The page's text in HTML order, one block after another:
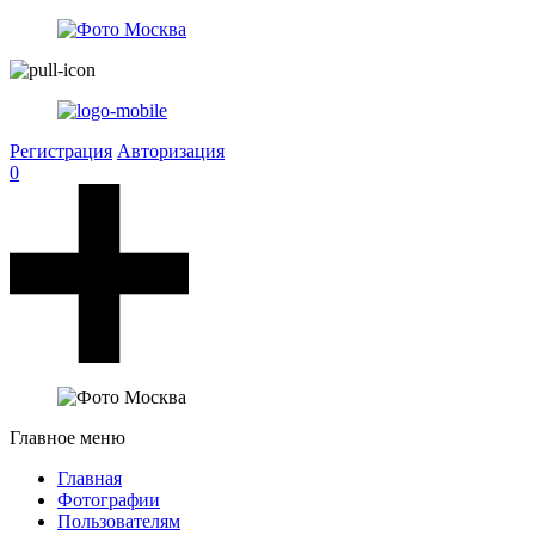
Регистрация Авторизация
0
Главное меню
Главная
Фотографии
Пользователям